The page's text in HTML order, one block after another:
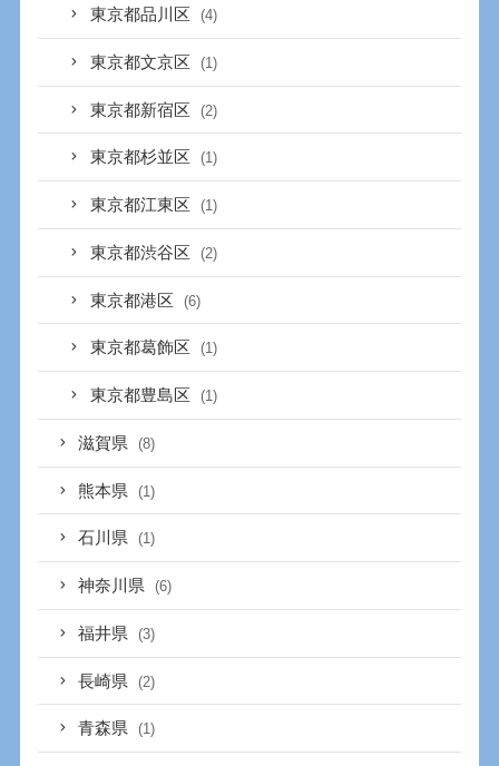
東京都品川区 (4)
東京都文京区 (1)
東京都新宿区 (2)
東京都杉並区 (1)
東京都江東区 (1)
東京都渋谷区 (2)
東京都港区 (6)
東京都葛飾区 (1)
東京都豊島区 (1)
滋賀県 (8)
熊本県 (1)
石川県 (1)
神奈川県 (6)
福井県 (3)
長崎県 (2)
青森県 (1)